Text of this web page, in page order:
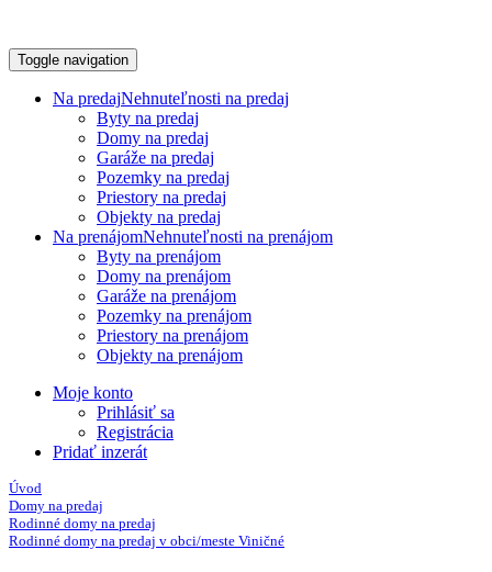
Toggle navigation
Na predajNehnuteľnosti na predaj
Byty na predaj
Domy na predaj
Garáže na predaj
Pozemky na predaj
Priestory na predaj
Objekty na predaj
Na prenájomNehnuteľnosti na prenájom
Byty na prenájom
Domy na prenájom
Garáže na prenájom
Pozemky na prenájom
Priestory na prenájom
Objekty na prenájom
Moje konto
Prihlásiť sa
Registrácia
Pridať inzerát
Úvod
Domy na predaj
Rodinné domy na predaj
Rodinné domy na predaj v obci/meste Viničné